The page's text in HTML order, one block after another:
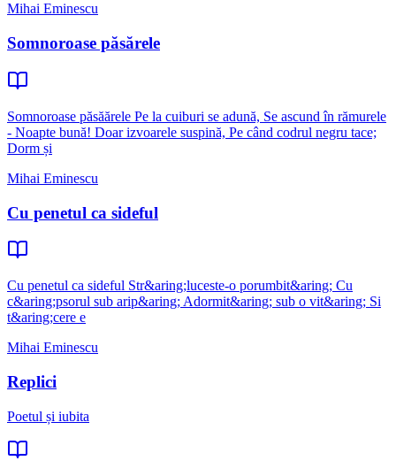
Mihai Eminescu
Somnoroase păsărele
Somnoroase păsăărele Pe la cuiburi se adună, Se ascund în rămurele
- Noapte bună! Doar izvoarele suspină, Pe când codrul negru tace;
Dorm și
Mihai Eminescu
Cu penetul ca sideful
Cu penetul ca sideful Str&aring;luceste-o porumbit&aring; Cu
c&aring;psorul sub arip&aring; Adormit&aring; sub o vit&aring; Si
t&aring;cere e
Mihai Eminescu
Replici
Poetul și iubita